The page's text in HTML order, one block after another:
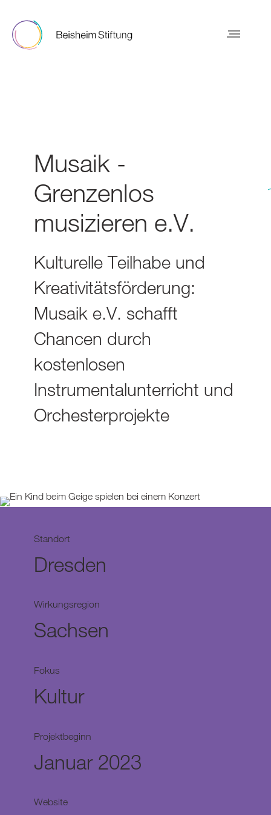
Musaik -
Grenzenlos
musizieren e.V.
Kulturelle Teilhabe und
Kreativitätsförderung:
Musaik e.V. schafft
Chancen durch
kostenlosen
Instrumentalunterricht und
Orchesterprojekte
Standort
Dresden
Wirkungsregion
Sachsen
Fokus
Kultur
Projektbeginn
Januar 2023
Website